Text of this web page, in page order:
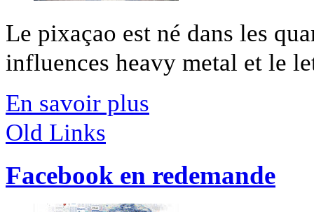
Le pixaçao est né dans les
influences heavy metal et le
En savoir plus
Old Links
Facebook en redemande